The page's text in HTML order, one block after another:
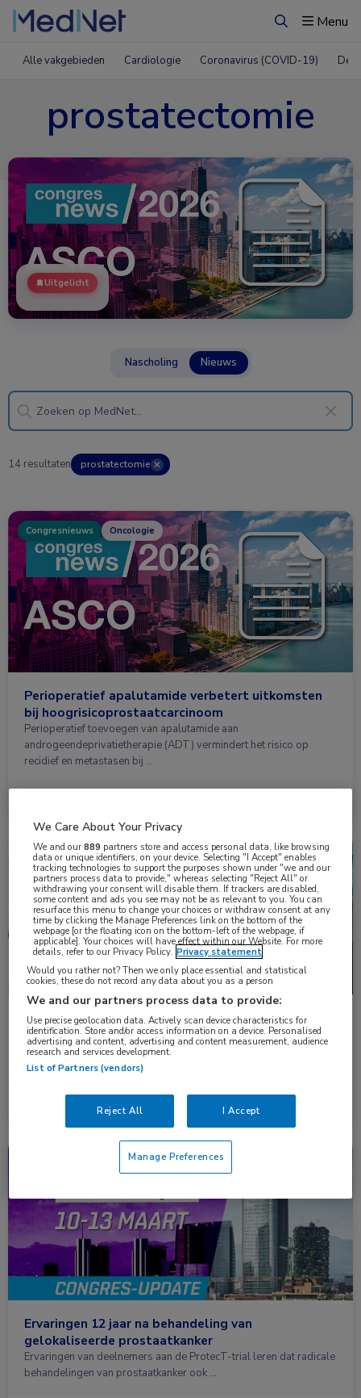
ZoekenMenu
Alle vakgebieden Cardiologie Coronavirus (COVID-19)
prostatectomie
Uitgelicht
Nascholing Nieuws
14 resultaten prostatectomie ✕
Congresnieuws Oncologie
Perioperatief apalutamide verbetert uitkomsten
bij hoogrisicoprostaatcarcinoom
Perioperatief toevoegen van apalutamide aan
androgeendeprivatietherapie (ADT) vermindert het risico op
recidief en metastasen bij …
Nieuws Oncologie, Urologie
Prostaatkanker: verbetering chirurgische
uitkomsten sinds invoering volumenorm
Sinds 2014 geldt in Nederland een volumenorm voor het
uitvoeren van radicale prostatectomie. Dit …
Oncologie, Urologie
Ervaringen 12 jaar na behandeling van
gelokaliseerde prostaatkanker
Ervaringen van deelnemers aan de ProtecT-trial leren dat radicale
behandelingen van prostaatkanker ook …
We Care About Your Privacy
We and our889 partners store and access personal data, like browsing
data or unique identifiers, on your device. Selecting "I Accept" enables
tracking technologies to support the purposes shown under "we and our
partners process data to provide," whereas selecting "Reject All" or
withdrawing your consent will disable them. If trackers are disabled,
some content and ads you see may not be as relevant to you. You can
resurface this menu to change your choices or withdraw consent at any
time by clicking the Manage Preferences link on the bottom of the
webpage [or the floating icon on the bottom-left of the webpage, if
applicable]. Your choices will have effect within our Website. For more
details, refer to our Privacy Policy. Privacy statement
Would you rather not? Then we only place essential and statistical
cookies, these do not record any data about you as a person
We and our partners process data to provide:
Use precise geolocation data. Actively scan device characteristics for
identification. Store and/or access information on a device. Personalised
advertising and content, advertising and content measurement, audience
research and services development.
List of Partners (vendors)
Reject All I Accept
Manage Preferences